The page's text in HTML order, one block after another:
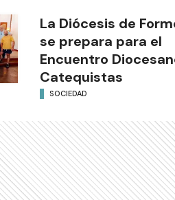
La Diócesis de
se prepara para el
Encuentro
Catequistas
SOCIEDAD